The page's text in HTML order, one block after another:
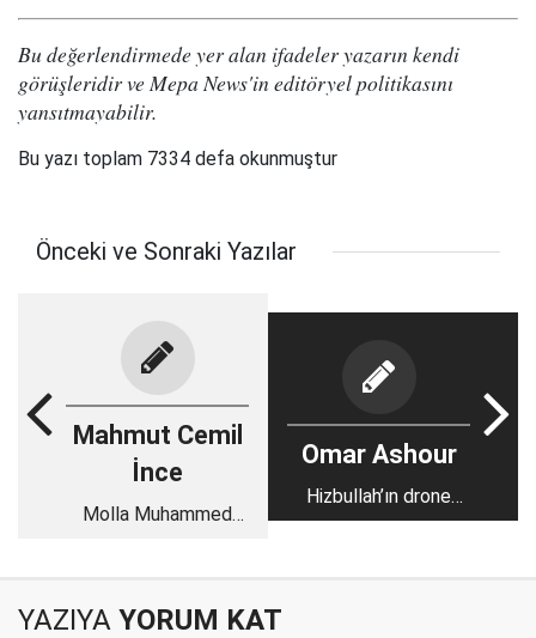
Bu değerlendirmede yer alan ifadeler yazarın kendi
görüşleridir ve Mepa News'in editöryel politikasını
yansıtmayabilir.
Bu yazı toplam 7334 defa okunmuştur
Önceki ve Sonraki Yazılar
Mahmut Cemil
İnce
Molla Muhammed
Omar Ashour
Hizbullah’ın drone
kapasitesi İsrail’i
YAZIYA YORUM KAT